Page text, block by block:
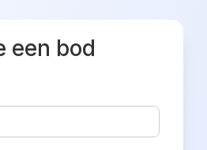
een bod